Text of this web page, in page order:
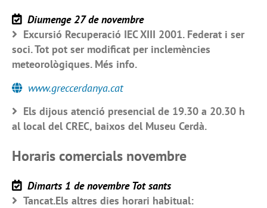
Diumenge 27 de novembre
Excursió Recuperació IEC XIII 2001. Federat i ser
soci. Tot pot ser modificat per inclemències
meteorològiques. Més info.
www.greccerdanya.cat
Els dijous atenció presencial de 19.30 a 20.30 h
al local del CREC, baixos del Museu Cerdà.
Horaris comercials novembre
Dimarts 1 de novembre Tot sants
Tancat.Els altres dies horari habitual: